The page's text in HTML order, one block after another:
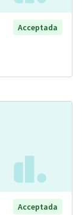
Acceptada
Acceptada